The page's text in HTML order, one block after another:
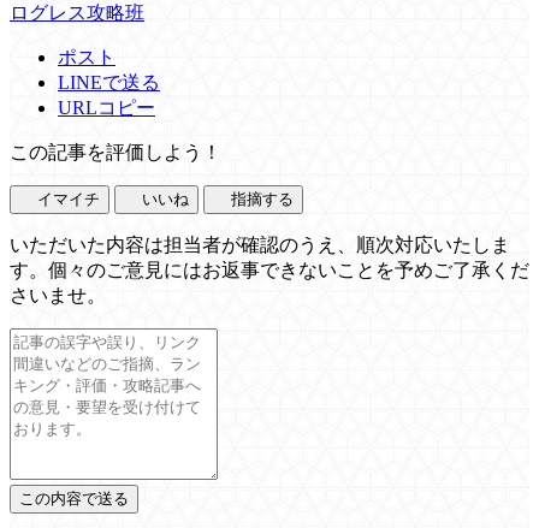
ログレス攻略班
ポスト
LINEで送る
URLコピー
この記事を評価しよう！
イマイチ いいね 指摘する
いただいた内容は担当者が確認のうえ、順次対応いたしま
す。個々のご意見にはお返事できないことを予めご了承くだ
さいませ。